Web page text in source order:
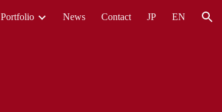
Portfolio News Contact JP EN